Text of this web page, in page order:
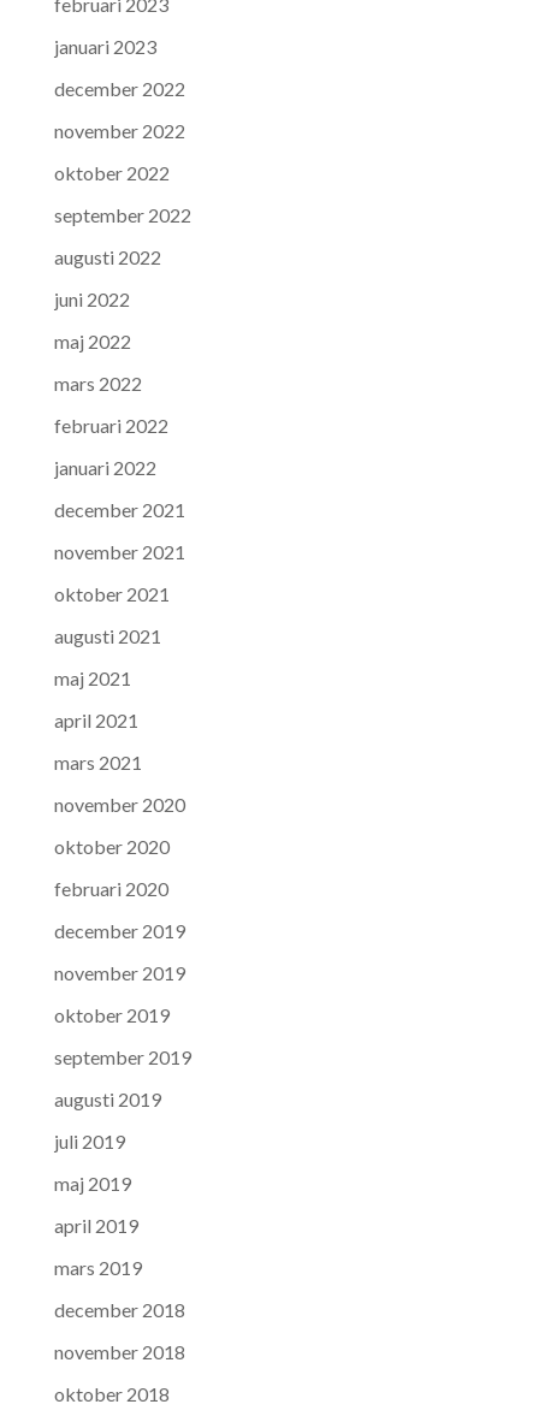
januari 2023
december 2022
november 2022
oktober 2022
september 2022
augusti 2022
juni 2022
maj 2022
mars 2022
februari 2022
januari 2022
december 2021
november 2021
oktober 2021
augusti 2021
maj 2021
april 2021
mars 2021
november 2020
oktober 2020
februari 2020
december 2019
november 2019
oktober 2019
september 2019
augusti 2019
juli 2019
maj 2019
april 2019
mars 2019
december 2018
november 2018
oktober 2018